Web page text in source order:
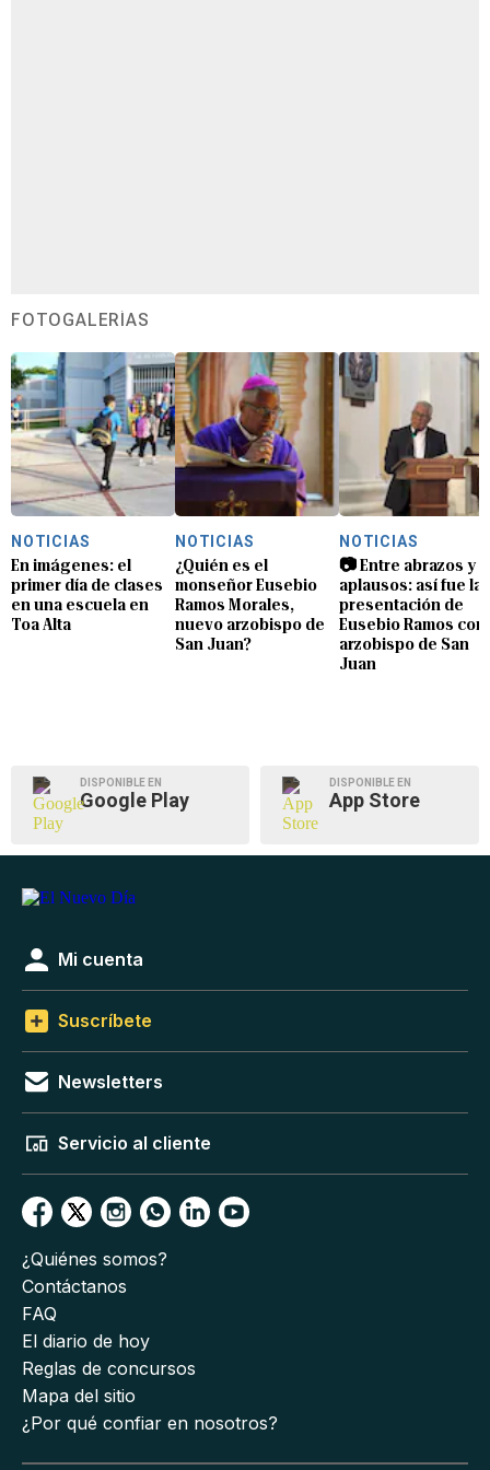
FOTOGALERÍAS
NOTICIAS
En imágenes: el
primer día de clases
en una escuela en
Toa Alta
NOTICIAS
¿Quién es el
monseñor Eusebio
Ramos Morales,
nuevo arzobispo de
San Juan?
NOTICIAS
📷 Entre abrazos y
aplausos: así fue la
presentación de
Eusebio Ramos
arzobispo de San
Juan
DISPONIBLE EN
Google Play
DISPONIBLE EN
App Store
Mi cuenta
Suscríbete
Newsletters
Servicio al cliente
¿Quiénes somos?
Contáctanos
FAQ
El diario de hoy
Reglas de concursos
Mapa del sitio
¿Por qué confiar en nosotros?